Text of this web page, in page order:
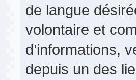
de langue
volontaire et
d’informations,
depuis un des